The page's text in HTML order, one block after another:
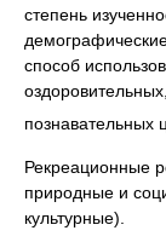
степень
способ
познавательных
Рекреационные
природные и
культурные).